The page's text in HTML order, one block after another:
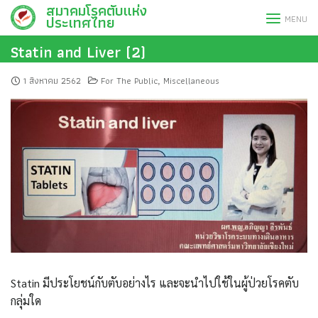
Skip
content
สมาคมโรคตับแห่ง
ประเทศไทย MENU
Statin and Liver (2)
1 สิงหาคม 2562 For The Public, Miscellaneous
Statin มีประโยชน์กับตับอย่างไร และจะนำไปใช้ในผู้ป่วยโรคตับ
กลุ่มใด